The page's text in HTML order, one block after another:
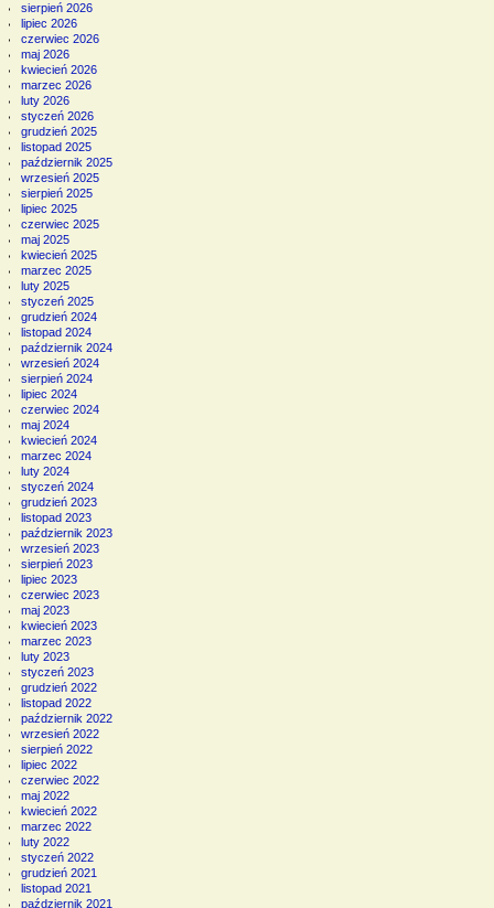
sierpień 2026
lipiec 2026
czerwiec 2026
maj 2026
kwiecień 2026
marzec 2026
luty 2026
styczeń 2026
grudzień 2025
listopad 2025
październik 2025
wrzesień 2025
sierpień 2025
lipiec 2025
czerwiec 2025
maj 2025
kwiecień 2025
marzec 2025
luty 2025
styczeń 2025
grudzień 2024
listopad 2024
październik 2024
wrzesień 2024
sierpień 2024
lipiec 2024
czerwiec 2024
maj 2024
kwiecień 2024
marzec 2024
luty 2024
styczeń 2024
grudzień 2023
listopad 2023
październik 2023
wrzesień 2023
sierpień 2023
lipiec 2023
czerwiec 2023
maj 2023
kwiecień 2023
marzec 2023
luty 2023
styczeń 2023
grudzień 2022
listopad 2022
październik 2022
wrzesień 2022
sierpień 2022
lipiec 2022
czerwiec 2022
maj 2022
kwiecień 2022
marzec 2022
luty 2022
styczeń 2022
grudzień 2021
listopad 2021
październik 2021